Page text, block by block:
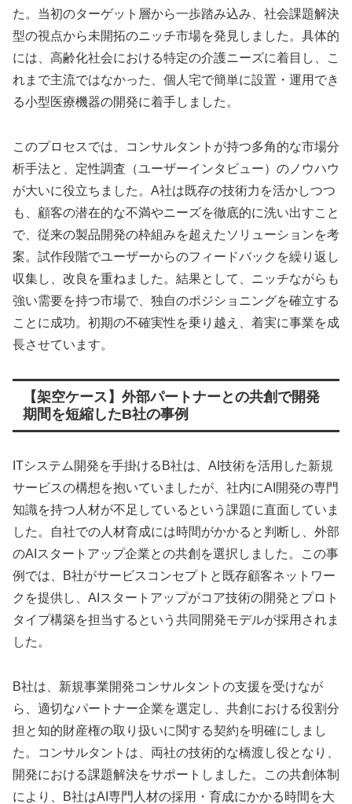
た。当初のターゲット層から一歩踏み込み、社会課題解決
型の視点から未開拓のニッチ市場を発見しました。具体的
には、高齢化社会における特定の介護ニーズに着目し、こ
れまで主流ではなかった、個人宅で簡単に設置・運用でき
る小型医療機器の開発に着手しました。
このプロセスでは、コンサルタントが持つ多角的な市場分
析手法と、定性調査（ユーザーインタビュー）のノウハウ
が大いに役立ちました。A社は既存の技術力を活かしつつ
も、顧客の潜在的な不満やニーズを徹底的に洗い出すこと
で、従来の製品開発の枠組みを超えたソリューションを考
案。試作段階でユーザーからのフィードバックを繰り返し
収集し、改良を重ねました。結果として、ニッチながらも
強い需要を持つ市場で、独自のポジショニングを確立する
ことに成功。初期の不確実性を乗り越え、着実に事業を成
長させています。
【架空ケース】外部パートナーとの共創で開発
期間を短縮したB社の事例
ITシステム開発を手掛けるB社は、AI技術を活用した新規
サービスの構想を抱いていましたが、社内にAI開発の専門
知識を持つ人材が不足しているという課題に直面していま
した。自社での人材育成には時間がかかると判断し、外部
のAIスタートアップ企業との共創を選択しました。この事
例では、B社がサービスコンセプトと既存顧客ネットワー
クを提供し、AIスタートアップがコア技術の開発とプロト
タイプ構築を担当するという共同開発モデルが採用されま
した。
B社は、新規事業開発コンサルタントの支援を受けなが
ら、適切なパートナー企業を選定し、共創における役割分
担と知的財産権の取り扱いに関する契約を明確にしまし
た。コンサルタントは、両社の技術的な橋渡し役となり、
開発における課題解決をサポートしました。この共創体制
により、B社はAI専門人材の採用・育成にかかる時間を大